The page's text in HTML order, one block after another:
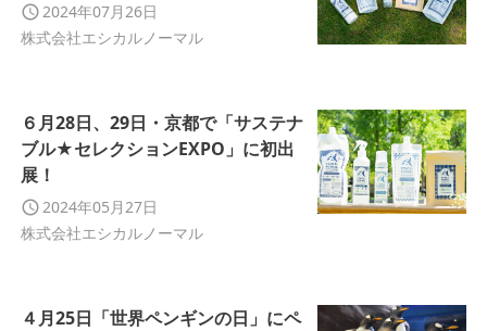
2024年07月26日
株式会社エシカルノーマル
６月28日、29日・京都で「サステナ
ブル★セレクションEXPO」に初出
展！
2024年05月27日
株式会社エシカルノーマル
４月25日「世界ペンギンの日」にペ